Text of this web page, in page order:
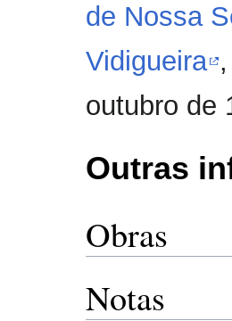
de Nossa
Vidigueira
outubro de
Outras
Obras
Notas